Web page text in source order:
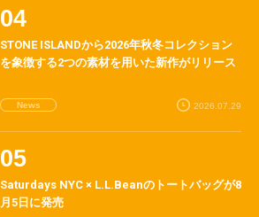
STONE ISLANDから2026年秋冬コレクション
を象徴する2つの素材を用いた新作がリリース
News 2026.07.29
Saturdays NYC × L.L.Beanのトートバッグが8
月5日に発売